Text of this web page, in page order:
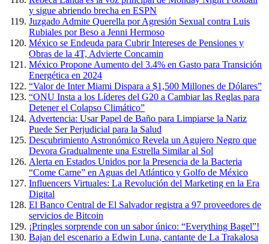
y sigue abriendo brecha en ESPN
Juzgado Admite Querella por Agresión Sexual contra Luis
Rubiales por Beso a Jenni Hermoso
México se Endeuda para Cubrir Intereses de Pensiones y
Obras de la 4T, Advierte Concamin
México Propone Aumento del 3.4% en Gasto para Transición
Energética en 2024
“Valor de Inter Miami Dispara a $1,500 Millones de Dólares”
“ONU Insta a los Líderes del G20 a Cambiar las Reglas para
Detener el Colapso Climático”
Advertencia: Usar Papel de Baño para Limpiarse la Nariz
Puede Ser Perjudicial para la Salud
Descubrimiento Astronómico Revela un Agujero Negro que
Devora Gradualmente una Estrella Similar al Sol
Alerta en Estados Unidos por la Presencia de la Bacteria
“Come Carne” en Aguas del Atlántico y Golfo de México
Influencers Virtuales: La Revolución del Marketing en la Era
Digital
El Banco Central de El Salvador registra a 97 proveedores de
servicios de Bitcoin
¡Pringles sorprende con un sabor único: “Everything Bagel”!
Bajan del escenario a Edwin Luna, cantante de La Trakalosa